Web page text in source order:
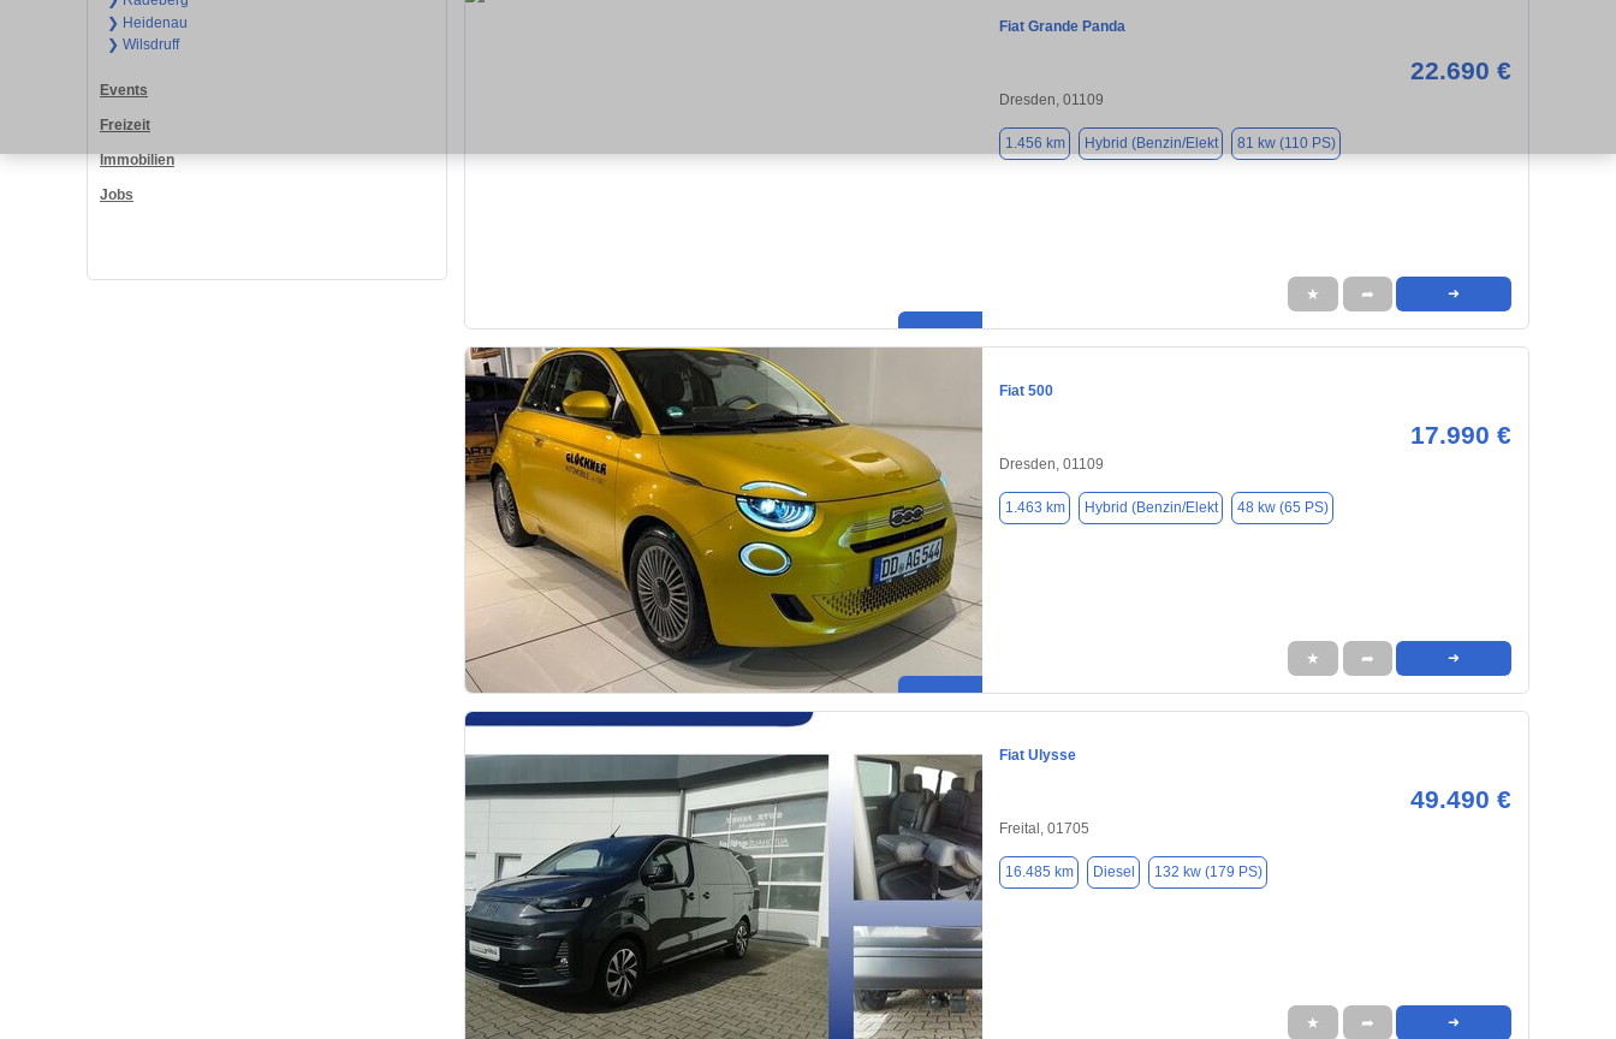
❯ Heidenau
❯ Wilsdruff
Events
Freizeit
Immobilien
Jobs
Fiat Grande Panda
22.690 €
Dresden, 01109
1.456 km Hybrid (Benzin/Elekt 81 kw (110 PS)
★ ➦ ➜
Fiat 500
17.990 €
Dresden, 01109
1.463 km Hybrid (Benzin/Elekt 48 kw (65 PS)
★ ➦ ➜
Fiat Ulysse
49.490 €
Freital, 01705
16.485 km Diesel 132 kw (179 PS)
★ ➦ ➜